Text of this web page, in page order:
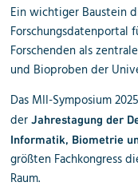
Ein wichtiger Baustein
Forschungsdatenportal
Forschenden als
und Bioproben der
Das MII-Symposium
derJahrestagung der
Informatik, Biometrie
größten Fachkongress
Raum.